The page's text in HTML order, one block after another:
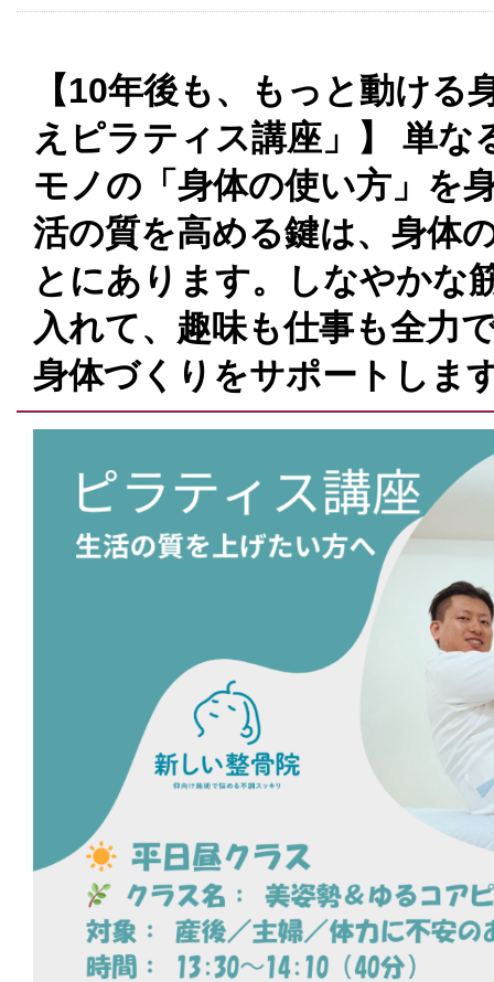
【10年後も、もっと動ける
えピラティス講座」】 単な
モノの「身体の使い方」を
活の質を高める鍵は、身体
とにあります。しなやかな
入れて、趣味も仕事も全力
身体づくりをサポートしま